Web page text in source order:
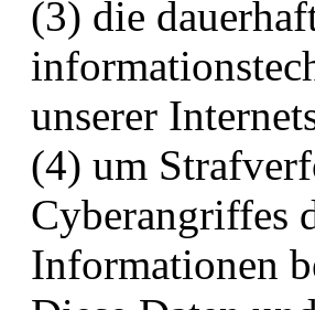
(3) die
unserer
(4) um
Cyberangriffes
Informationen